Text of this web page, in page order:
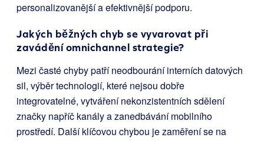
personalizovanější a efektivnější podporu.
Jakých běžných chyb se vyvarovat při
zavádění omnichannel strategie?
Mezi časté chyby patří neodbourání interních datových
sil, výběr technologií, které nejsou dobře
integrovatelné, vytváření nekonzistentních sdělení
značky napříč kanály a zanedbávání mobilního
prostředí. Další klíčovou chybou je zaměření se na